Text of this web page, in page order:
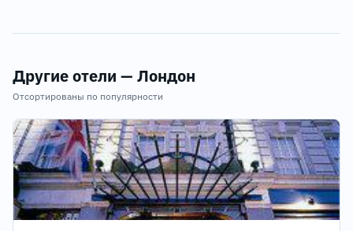
Другие отели — Лондон
Отсортированы по популярности